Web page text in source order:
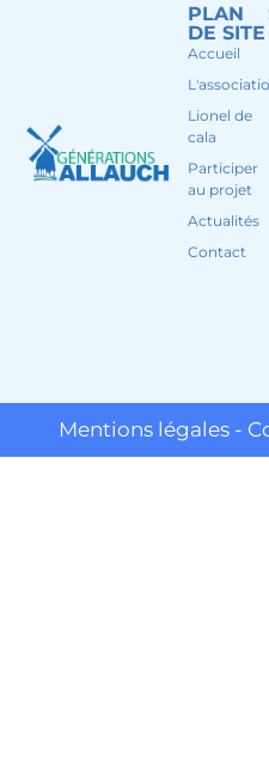
PLAN
DE SITE
Accueil
Lionel de
cala
Participer
au projet
Actualités
Contact
Mentions légales -